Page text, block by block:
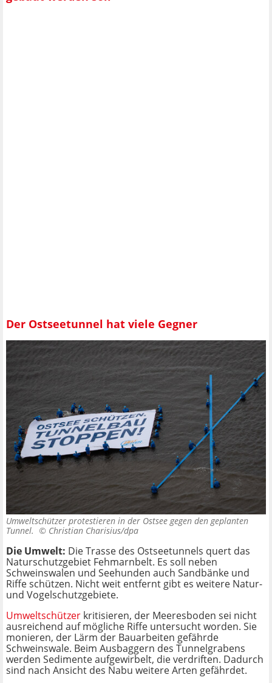
Der Ostseetunnel hat viele Gegner
Umweltschützer protestieren in der Ostsee gegen den geplanten
Tunnel. © Christian Charisius/dpa
Die Umwelt: Die Trasse des Ostseetunnels quert das
Naturschutzgebiet Fehmarnbelt. Es soll neben
Schweinswalen und Seehunden auch Sandbänke und
Riffe schützen. Nicht weit entfernt gibt es weitere Natur-
und Vogelschutzgebiete.
Umweltschützer kritisieren, der Meeresboden sei nicht
ausreichend auf mögliche Riffe untersucht worden. Sie
monieren, der Lärm der Bauarbeiten gefährde
Schweinswale. Beim Ausbaggern des Tunnelgrabens
werden Sedimente aufgewirbelt, die verdriften. Dadurch
sind nach Ansicht des Nabu weitere Arten gefährdet.